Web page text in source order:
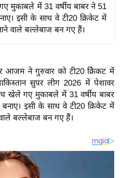
मुकाबले में 31 वर्षीय बाबर ने 51
इसी के साथ वे टी20 क्रिकेट में
वाले बल्लेबाज बन गए हैं।
आजम ने गुरुवार को टी20 क्रिेकट में
सुपर लीग 2026 में पेशावर
खेले गए मुकाबले में 31 वर्षीय बाबर
इसी के साथ वे टी20 क्रिकेट में
बल्लेबाज बन गए हैं।